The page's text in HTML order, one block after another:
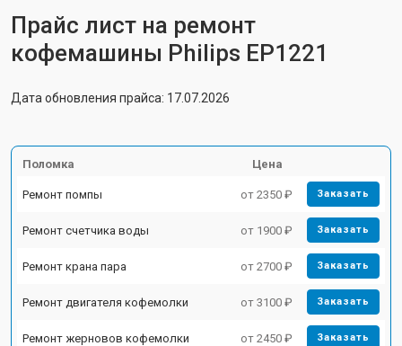
Прайс лист на ремонт
кофемашины Philips EP1221
Дата обновления прайса: 17.07.2026
Поломка Цена
Ремонт помпы от 2350 ₽ Заказать
Ремонт счетчика воды от 1900 ₽ Заказать
Ремонт крана пара от 2700 ₽ Заказать
Ремонт двигателя кофемолки от 3100 ₽ Заказать
Ремонт жерновов кофемолки от 2450 ₽ Заказать